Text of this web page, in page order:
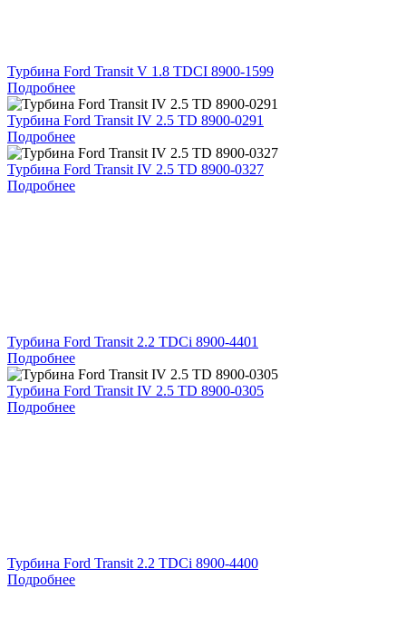
Турбина Ford Transit V 1.8 TDCI 8900-1599
Подробнее
Турбина Ford Transit IV 2.5 TD 8900-0291
Подробнее
Турбина Ford Transit IV 2.5 TD 8900-0327
Подробнее
Турбина Ford Transit 2.2 TDCi 8900-4401
Подробнее
Турбина Ford Transit IV 2.5 TD 8900-0305
Подробнее
Турбина Ford Transit 2.2 TDCi 8900-4400
Подробнее